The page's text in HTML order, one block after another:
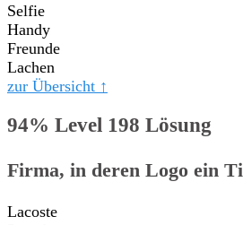
Selfie
Handy
Freunde
Lachen
zur Übersicht ↑
94% Level 198 Lösung
Firma, in deren Logo ein
Lacoste